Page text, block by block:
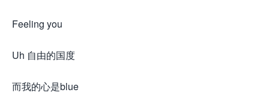
Feeling you
Uh 自由的国度
而我的心是blue